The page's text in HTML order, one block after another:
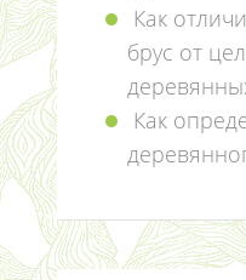
Как
брус от
Как